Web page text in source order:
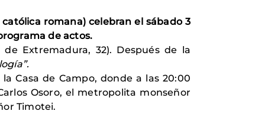
romana) celebran el sábado 3
de actos.
Extremadura, 32). Después de la
.
Casa de Campo, donde a las 20:00
Osoro, el metropolita monseñor
Timotei.